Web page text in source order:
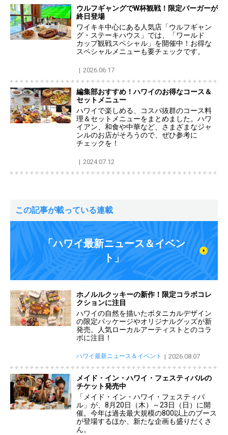
ウルフギャングでW杯観戦！限定バーガーが
終日登場
ワイキキ中心にある人気店「ウルフギャン
グ・ステーキハウス」では、「ワールド
カップ観戦スペシャル」を開催中！お得な
スペシャルメニューも要チェックです。
2026.06.17
編集部おすすめ！ハワイのお得なコース＆
セットメニュー
ハワイで楽しめる、コスパ抜群のコース料
理＆セットメニューをまとめました。ハワ
イアン、和食や中華など、さまざまなジャ
ンルのお店がそろうので、ぜひ参考に
チェックを！
2024.07.12
この記事が載っている連載
「ハワイ最新ニュース＆イベン
ト」
ホノルルクッキーの新作！限定コラボコレ
クションに注目
ハワイの自然を描いたボタニカルデザイン
の限定パッケージやオリジナルグッズが新
発売。人気ローカルアーティストとのコラ
ボに注目！
ハワイ最新ニュース＆イベント 2026.08.07
メイド・イン・ハワイ・フェスティバルの
チケット発売中
「メイド・イン・ハワイ・フェスティバ
ル」が、8月20日（木）～23日（日）に開
催。今年は過去最大規模の800以上のブース
が登場するほか、新たな企画も盛りだくさ
ん。